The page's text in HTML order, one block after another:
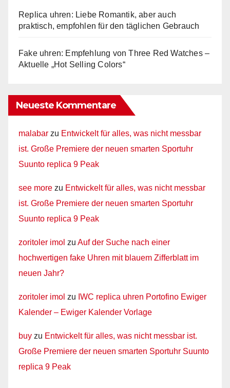
Replica uhren: Liebe Romantik, aber auch
praktisch, empfohlen für den täglichen Gebrauch
Fake uhren: Empfehlung von Three Red Watches –
Aktuelle „Hot Selling Colors“
Neueste Kommentare
malabar zu Entwickelt für alles, was nicht messbar
ist. Große Premiere der neuen smarten Sportuhr
Suunto replica 9 Peak
see more zu Entwickelt für alles, was nicht messbar
ist. Große Premiere der neuen smarten Sportuhr
Suunto replica 9 Peak
zoritoler imol zu Auf der Suche nach einer
hochwertigen fake Uhren mit blauem Zifferblatt im
neuen Jahr?
zoritoler imol zu IWC replica uhren Portofino Ewiger
Kalender – Ewiger Kalender Vorlage
buy zu Entwickelt für alles, was nicht messbar ist.
Große Premiere der neuen smarten Sportuhr Suunto
replica 9 Peak